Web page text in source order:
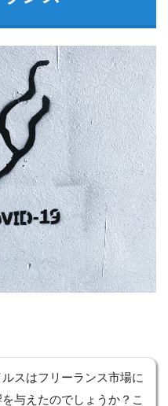
スはフリーランス市場に
与えたのでしょうか？こ